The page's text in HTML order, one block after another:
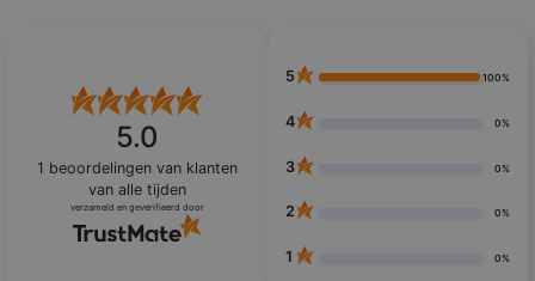
5.0
1 beoordelingen van klanten
van alle tijden
verzameld en geverifieerd door
5 100%
4 0%
3 0%
2 0%
1 0%